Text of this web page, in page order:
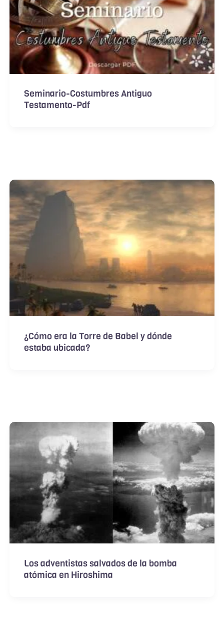
Seminario-Costumbres Antiguo
Testamento-Pdf
¿Cómo era la Torre de Babel y dónde
estaba ubicada?
Los adventistas salvados de la bomba
atómica en Hiroshima